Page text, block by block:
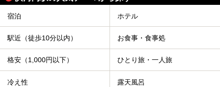
宿泊 ホテル
駅近（徒歩10分以内） お食事・食事処
格安（1,000円以下） ひとり旅・一人旅
冷え性 露天風呂